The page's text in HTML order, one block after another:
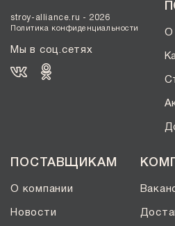
stroy-alliance.ru - 2026
Политика конфиденциальности
Мы в соц.сетях
О
ПОСТАВЩИКАМ
О компании
Новости